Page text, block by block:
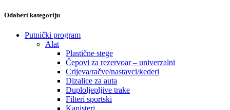
Odaberi kategoriju
Putnički program
Alat
Plastične stege
Čepovi za rezervoar – univerzalni
Crijeva/račve/nastavci/kederi
Dizalice za auta
Duploljepljive trake
Filteri sportski